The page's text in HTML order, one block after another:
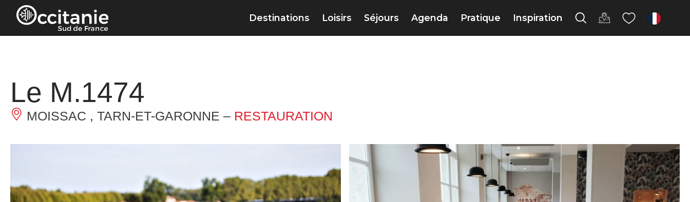
Panneau de gestion des cookies
Destinations Loisirs Séjours Agenda Pratique Inspiration fr
Le M.1474
MOISSAC , TARN-ET-GARONNE – RESTAURATION